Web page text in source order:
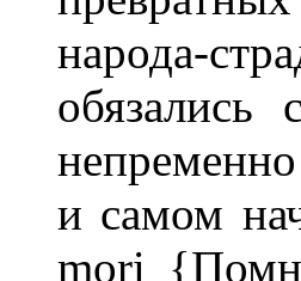
народа-
обязались
и самом
mori